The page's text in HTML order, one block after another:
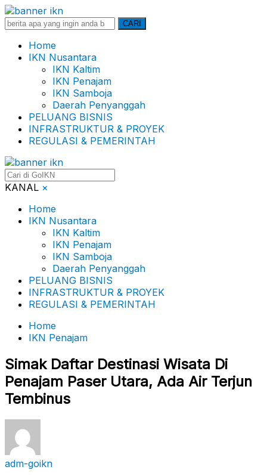
Search
CARI
Home
IKN Nusantara
IKN Kaltim
IKN Penajam
IKN Samboja
Daerah Penyanggah
PELUANG BISNIS
INFRASTRUKTUR & PROYEK
REGULASI & PEMERINTAH
KANAL ×
Home
IKN Nusantara
IKN Kaltim
IKN Penajam
IKN Samboja
Daerah Penyanggah
PELUANG BISNIS
INFRASTRUKTUR & PROYEK
REGULASI & PEMERINTAH
Home
IKN Penajam
Simak Daftar Destinasi Wisata Di
Penajam Paser Utara, Ada Air Terjun
Tembinus
adm-goikn